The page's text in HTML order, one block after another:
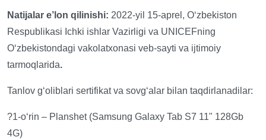
Natijalar e’lon qilinishi: 2022-yil 15-aprel, O‘zbekiston
Respublikasi Ichki ishlar Vazirligi va UNICEFning
O‘zbekistondagi vakolatxonasi veb-sayti va ijtimoiy
tarmoqlarida.
Tanlov g‘oliblari sertifikat va sovg‘alar bilan taqdirlanadilar:
?1-o‘rin – Planshet (Samsung Galaxy Tab S7 11" 128Gb
4G)